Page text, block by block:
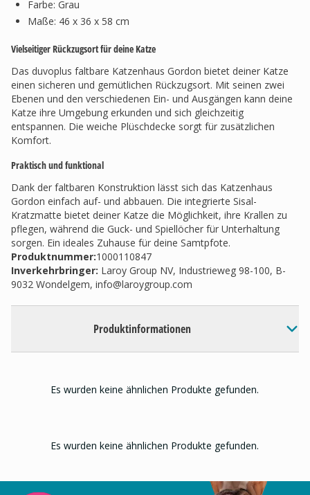
Farbe: Grau
Maße: 46 x 36 x 58 cm
Vielseitiger Rückzugsort für deine Katze
Das duvoplus faltbare Katzenhaus Gordon bietet deiner Katze
einen sicheren und gemütlichen Rückzugsort. Mit seinen zwei
Ebenen und den verschiedenen Ein- und Ausgängen kann deine
Katze ihre Umgebung erkunden und sich gleichzeitig
entspannen. Die weiche Plüschdecke sorgt für zusätzlichen
Komfort.
Praktisch und funktional
Dank der faltbaren Konstruktion lässt sich das Katzenhaus
Gordon einfach auf- und abbauen. Die integrierte Sisal-
Kratzmatte bietet deiner Katze die Möglichkeit, ihre Krallen zu
pflegen, während die Guck- und Spiellöcher für Unterhaltung
sorgen. Ein ideales Zuhause für deine Samtpfote.
Produktnummer:1000110847
Inverkehrbringer: Laroy Group NV, Industrieweg 98-100, B-
9032 Wondelgem, info@laroygroup.com
Produktinformationen
Es wurden keine ähnlichen Produkte gefunden.
Es wurden keine ähnlichen Produkte gefunden.